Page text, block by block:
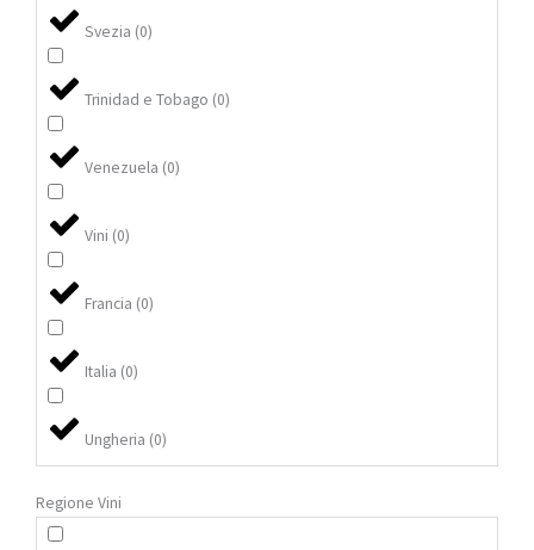
Svezia (0)
Trinidad e Tobago (0)
Venezuela (0)
Vini (0)
Francia (0)
Italia (0)
Ungheria (0)
Regione Vini